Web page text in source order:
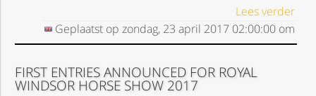
Lees verder
Geplaatst op zondag, 23 april 2017 02:00:00om
FIRST ENTRIES ANNOUNCED FOR ROYAL
WINDSOR HORSE SHOW 2017